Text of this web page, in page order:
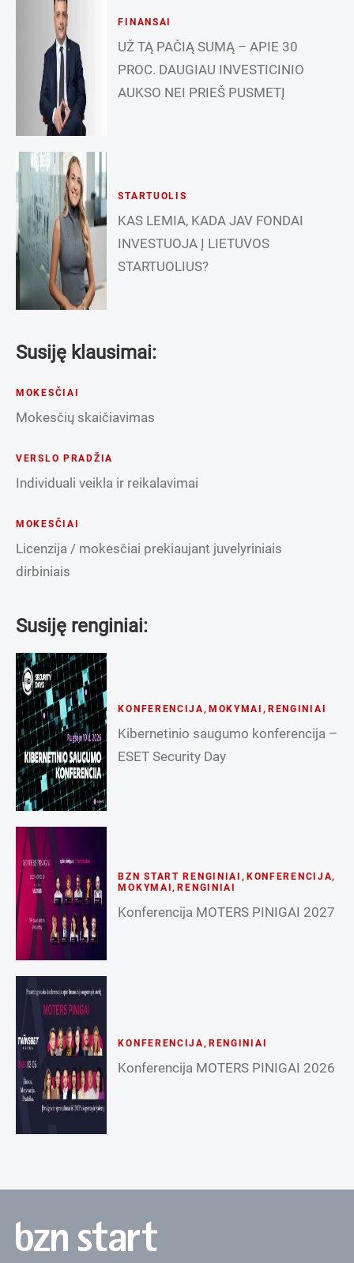
FINANSAI
UŽ TĄ PAČIĄ SUMĄ – APIE 30
PROC. DAUGIAU INVESTICINIO
AUKSO NEI PRIEŠ PUSMETĮ
STARTUOLIS
KAS LEMIA, KADA JAV FONDAI
INVESTUOJA Į LIETUVOS
STARTUOLIUS?
Susiję klausimai:
MOKESČIAI
Mokesčių skaičiavimas
VERSLO PRADŽIA
Individuali veikla ir reikalavimai
MOKESČIAI
Licenzija / mokesčiai prekiaujant juvelyriniais
dirbiniais
Susiję renginiai:
KONFERENCIJA , MOKYMAI , RENGINIAI
Kibernetinio saugumo konferencija –
ESET Security Day
BZN START RENGINIAI , KONFERENCIJA,
MOKYMAI ,RENGINIAI
Konferencija MOTERS PINIGAI 2027
KONFERENCIJA, RENGINIAI
Konferencija MOTERS PINIGAI 2026